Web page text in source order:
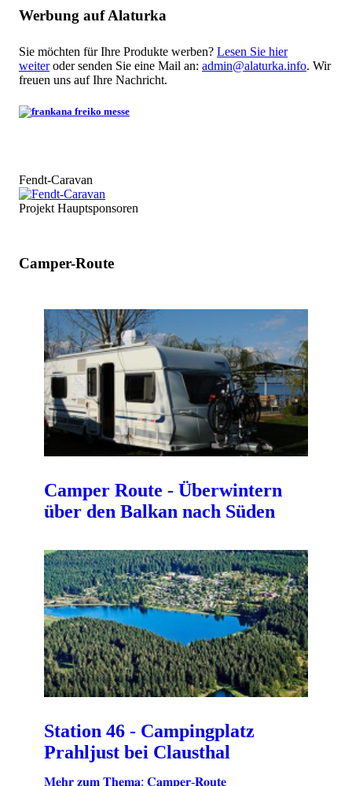
Werbung auf Alaturka
Sie möchten für Ihre Produkte werben? Lesen Sie hier
weiteroder senden Sie eine Mail an: admin@alaturka.info. Wir
freuen uns auf Ihre Nachricht.
Fendt-Caravan
Projekt Hauptsponsoren
Camper-Route
Camper Route - Überwintern
über den Balkan nach Süden
Station 46 - Campingplatz
Prahljust bei Clausthal
𝐌𝐞𝐡𝐫 𝐳𝐮𝐦 𝐓𝐡𝐞𝐦𝐚: 𝐂𝐚𝐦𝐩𝐞𝐫-𝐑𝐨𝐮𝐭𝐞